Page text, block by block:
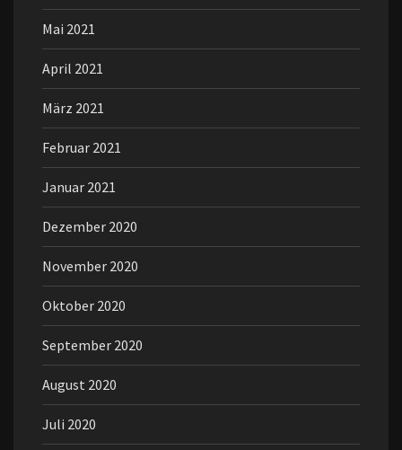
Mai 2021
April 2021
März 2021
Februar 2021
Januar 2021
Dezember 2020
November 2020
Oktober 2020
September 2020
August 2020
Juli 2020